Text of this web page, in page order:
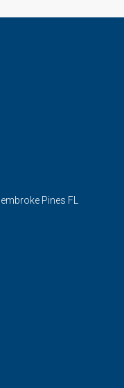
Pines FL